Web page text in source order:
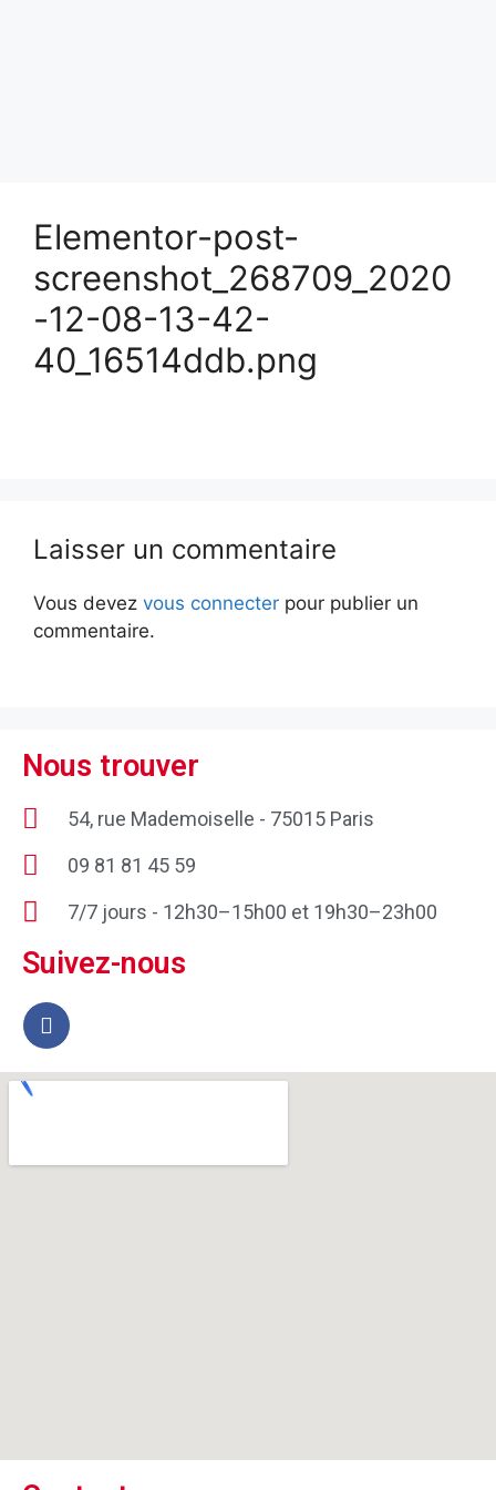
Elementor-post-
screenshot_268709_2020
-12-08-13-42-
40_16514ddb.png
Laisser un commentaire
Vous devez vous connecter pour publier un
commentaire.
Nous trouver
54, rue Mademoiselle - 75015 Paris
09 81 81 45 59
7/7 jours - 12h30–15h00 et 19h30–23h00
Suivez-nous